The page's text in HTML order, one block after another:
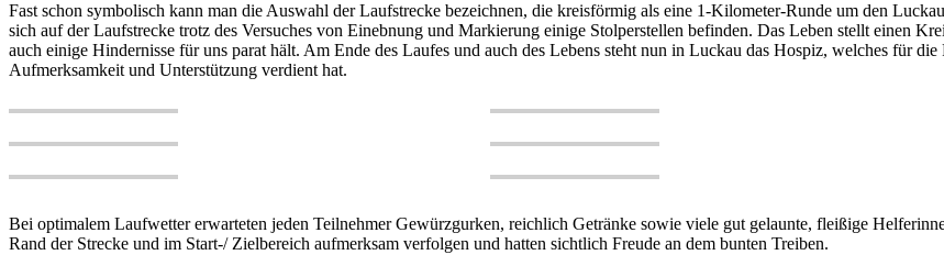
Fast schon symbolisch kann man die Auswahl der Laufstrecke bezeichnen, die kreisförmig als eine 1-Kilometer-Runde um den
sich auf der Laufstrecke trotz des Versuches von Einebnung und Markierung einige Stolperstellen befinden. Das Leben stellt einen
auch einige Hindernisse für uns parat hält. Am Ende des Laufes und auch des Lebens steht nun in Luckau das Hospiz, welches für
Aufmerksamkeit und Unterstützung verdient hat.
Bei optimalem Laufwetter erwarteten jeden Teilnehmer Gewürzgurken, reichlich Getränke sowie viele gut gelaunte, fleißige
Rand der Strecke und im Start-/ Zielbereich aufmerksam verfolgen und hatten sichtlich Freude an dem bunten Treiben.